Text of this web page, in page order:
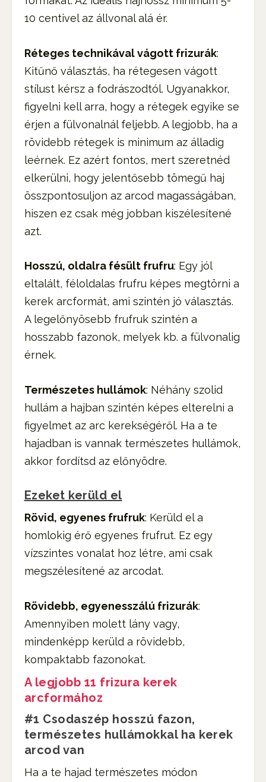
10 centivel az állvonal alá ér.
Réteges technikával vágott frizurák:
Kitűnő választás, ha rétegesen vágott
stílust kérsz a fodrászodtól. Ugyanakkor,
figyelni kell arra, hogy a rétegek egyike se
érjen a fülvonalnál feljebb. A legjobb, ha a
rövidebb rétegek is minimum az álladig
leérnek. Ez azért fontos, mert szeretnéd
elkerülni, hogy jelentősebb tömegű haj
összpontosuljon az arcod magasságában,
hiszen ez csak még jobban kiszélesítené
azt.
Hosszú, oldalra fésült frufru: Egy jól
eltalált, féloldalas frufru képes megtörni a
kerek arcformát, ami szintén jó választás.
A legelőnyösebb frufruk szintén a
hosszabb fazonok, melyek kb. a fülvonalig
érnek.
Természetes hullámok: Néhány szolid
hullám a hajban szintén képes elterelni a
figyelmet az arc kerekségéről. Ha a te
hajadban is vannak természetes hullámok,
akkor fordítsd az előnyödre.
Ezeket kerüld el
Rövid, egyenes frufruk: Kerüld el a
homlokig érő egyenes frufrut. Ez egy
vízszintes vonalat hoz létre, ami csak
megszélesítené az arcodat.
Rövidebb, egyenesszálú frizurák:
Amennyiben molett lány vagy,
mindenképp kerüld a rövidebb,
kompaktabb fazonokat.
A legjobb 11 frizura kerek
arcformához
#1 Csodaszép hosszú fazon,
természetes hullámokkal ha kerek
arcod van
Ha a te hajad természetes módon